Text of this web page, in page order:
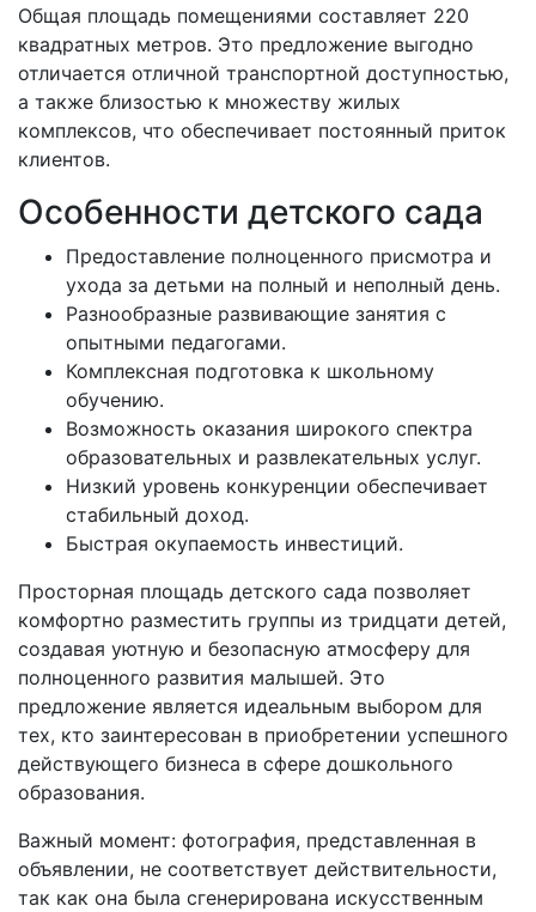
Общая площадь помещениями составляет 220
квадратных метров. Это предложение выгодно
отличается отличной транспортной доступностью,
а также близостью к множеству жилых
комплексов, что обеспечивает постоянный приток
клиентов.
Особенности детского сада
Предоставление полноценного присмотра и
ухода за детьми на полный и неполный день.
Разнообразные развивающие занятия с
опытными педагогами.
Комплексная подготовка к школьному
обучению.
Возможность оказания широкого спектра
образовательных и развлекательных услуг.
Низкий уровень конкуренции обеспечивает
стабильный доход.
Быстрая окупаемость инвестиций.
Просторная площадь детского сада позволяет
комфортно разместить группы из тридцати детей,
создавая уютную и безопасную атмосферу для
полноценного развития малышей. Это
предложение является идеальным выбором для
тех, кто заинтересован в приобретении успешного
действующего бизнеса в сфере дошкольного
образования.
Важный момент: фотография, представленная в
объявлении, не соответствует действительности,
так как она была сгенерирована искусственным